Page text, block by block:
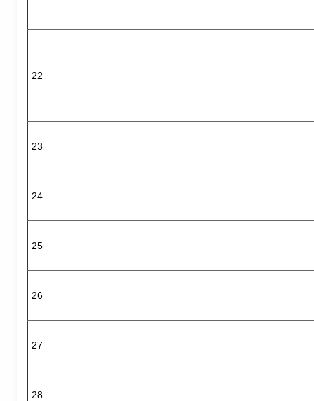
22
23
24
25
26
27
28